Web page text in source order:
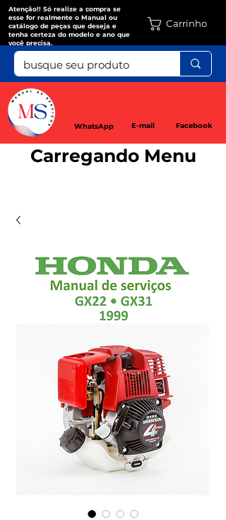
Atenção!! Só realize a compra se
esse for realmente o Manual ou
catálogo de peças que deseja e
tenha certeza do modelo e ano que
você precisa.
WhatsApp E-mail Facebook
Carrinho
Carregando Menu